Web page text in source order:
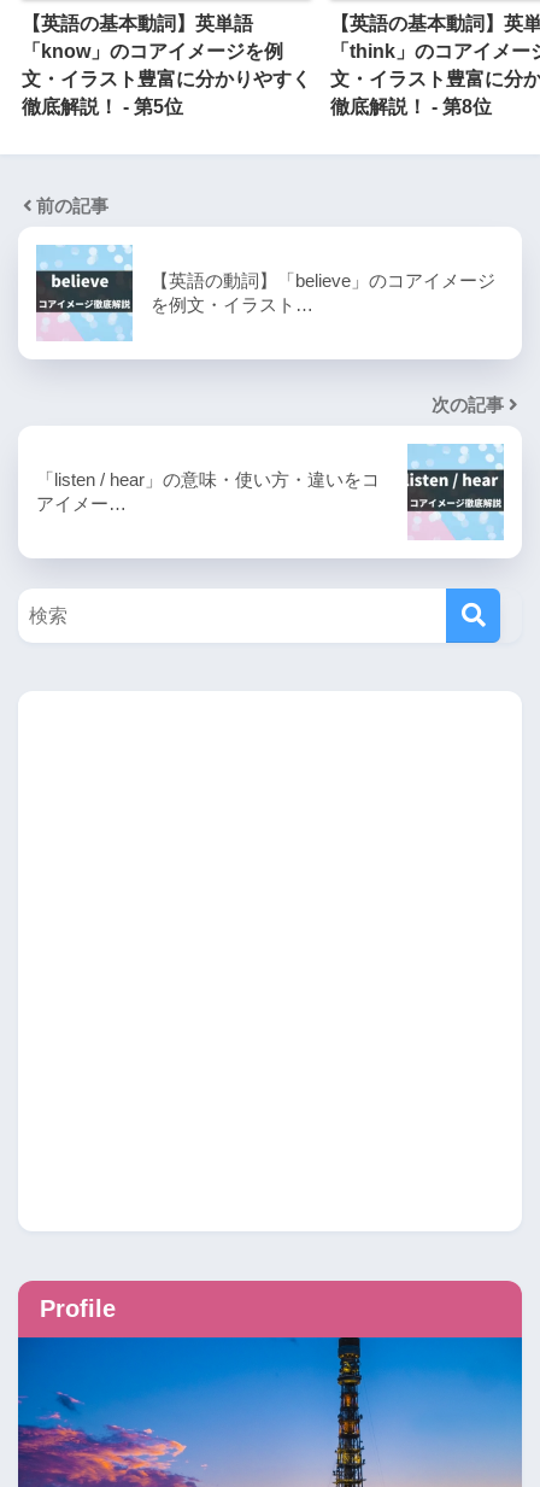
【英語の基本動詞】英単語
「know」のコアイメージを例
文・イラスト豊富に分かりやすく
徹底解説！ - 第5位
【英語の基本動詞】英
「think」のコアイメー
文・イラスト豊富に分
徹底解説！ - 第8位
前の記事
【英語の動詞】「believe」のコアイメージ
を例文・イラスト…
次の記事
「listen / hear」の意味・使い方・違いをコ
アイメー…
Profile